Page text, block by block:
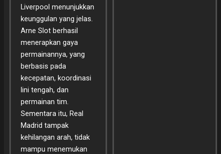
Liverpool menunjukkan
keunggulan yang jelas.
Arne Slot berhasil
menerapkan gaya
permainannya, yang
berbasis pada
kecepatan, koordinasi
lini tengah, dan
permainan tim.
Sementara itu, Real
Madrid tampak
kehilangan arah, tidak
mampu menemukan